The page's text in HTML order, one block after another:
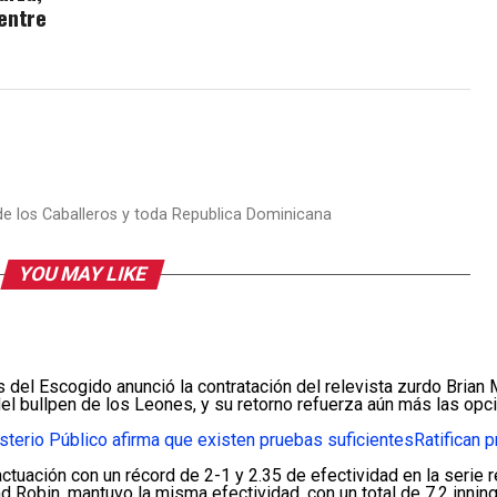
los Caballeros y toda Republica Dominicana
YOU MAY LIKE
Escogido anunció la contratación del relevista zurdo Brian
bullpen de los Leones, y su retorno refuerza aún más las
Público afirma que existen pruebas suficientesRatifican
con un récord de 2-1 y 2.35 de efectividad en la serie